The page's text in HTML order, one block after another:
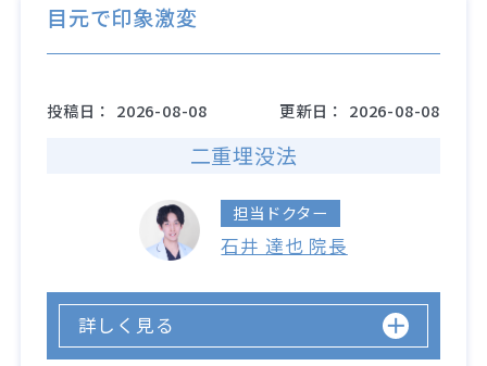
目元で印象激変
投稿日： 2026-08-08 更新日： 2026-08-08
二重埋没法
担当ドクター
石井 達也 院長
詳しく見る